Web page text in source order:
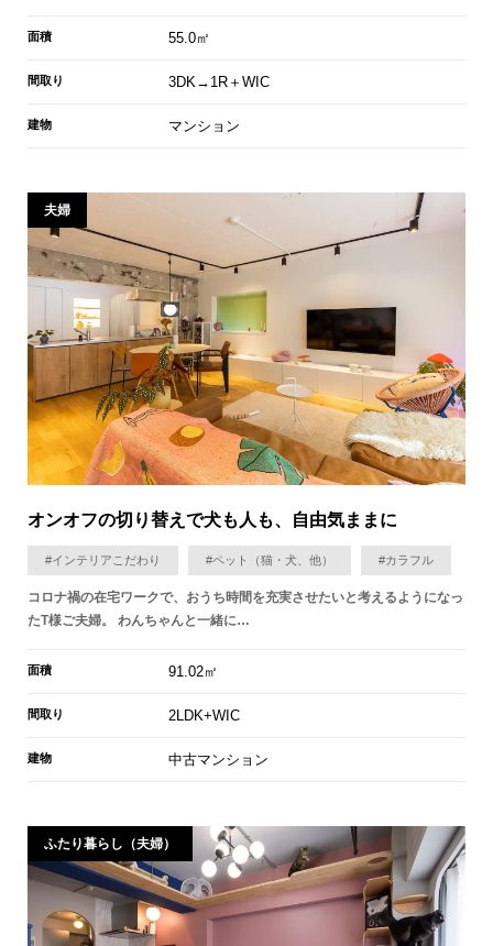
面積 55.0㎡
間取り 3DK→1R＋WIC
建物 マンション
夫婦
オンオフの切り替えで​犬も人も、自由気ままに
#インテリアこだわり #ペット（猫・犬、他） #カラフル
コロナ禍の在宅ワークで、おうち時間を充実させたいと考えるようになっ
たT様ご夫婦。 わんちゃんと一緒に…
面積 91.02㎡
間取り 2LDK+WIC
建物 中古マンション
ふたり暮らし（夫婦）